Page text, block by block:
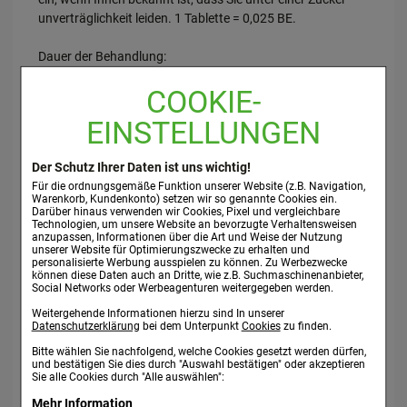
COOKIE-
EINSTELLUNGEN
Der Schutz Ihrer Daten ist uns wichtig!
Für die ordnungsgemäße Funktion unserer Website (z.B. Navigation,
Warenkorb, Kundenkonto) setzen wir so genannte Cookies ein.
Darüber hinaus verwenden wir Cookies, Pixel und vergleichbare
Technologien, um unsere Website an bevorzugte Verhaltensweisen
anzupassen, Informationen über die Art und Weise der Nutzung
unserer Website für Optimierungszwecke zu erhalten und
personalisierte Werbung ausspielen zu können. Zu Werbezwecke
können diese Daten auch an Dritte, wie z.B. Suchmaschinenanbieter,
Social Networks oder Werbeagenturen weitergegeben werden.
Weitergehende Informationen hierzu sind In unserer
Datenschutzerklärung bei dem Unterpunkt Cookieszu finden.
Bitte wählen Sie nachfolgend, welche Cookies gesetzt werden dürfen,
und bestätigen Sie dies durch "Auswahl bestätigen" oder akzeptieren
Sie alle Cookies durch "Alle auswählen":
Mehr Information
unverträglichkeit leiden. 1 Tablette = 0,025 BE.
Dauer der Behandlung:
Rat nicht über längere Zeit angewendet werden.
Hinweise für die Anwendung:
vorherige Einnahme vergessen haben. Wenn Sie weitere
Fragen zur Anwendung des Arzneimittels haben, fragen Sie
Ihren Arzt oder Apotheker.
Nebenwirkungen:
Nach Anwendung kann verstärkt Speichelfluss
auftreten%%% das Mittel ist dann abzusetzen. Aufgrund
des enthaltenen homöopathischen Wirkstoffes
Hydrargyrum bichloratum (Quecksilber) können
gelegentlich allergische Reaktionen auftreten. In diesem
Fall ist das Arzneimittel abzusetzen und ein Arzt
aufzusuchen. Hinweis: Bei der Anwendung von
homöopathischen Arzneimitteln können sich vorhandene